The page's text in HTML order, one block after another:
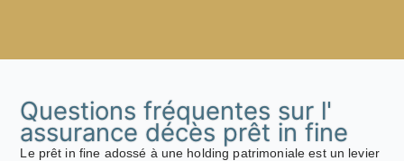
Questions fréquentes sur l'
assurance décès prêt in fine
Le prêt in fine adossé à une holding patrimoniale est un levier